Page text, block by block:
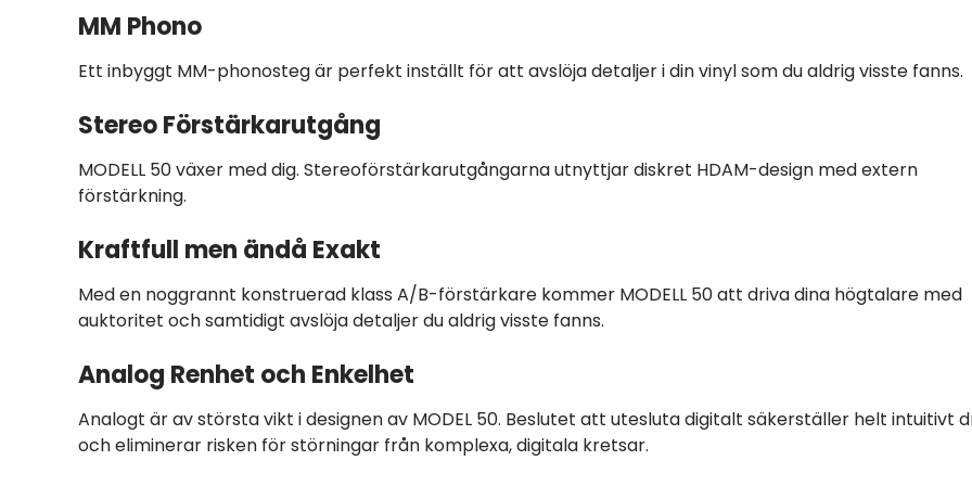
MM Phono
Ett inbyggt MM-phonosteg är perfekt inställt för att avslöja detaljer i din vinyl som du aldrig visste fanns.
Stereo Förstärkarutgång
MODELL 50 växer med dig. Stereoförstärkarutgångarna utnyttjar diskret HDAM-design med extern
förstärkning.
Kraftfull men ändå Exakt
Med en noggrannt konstruerad klass A/B-förstärkare kommer MODELL 50 att driva dina högtalare med
auktoritet och samtidigt avslöja detaljer du aldrig visste fanns.
Analog Renhet och Enkelhet
Analogt är av största vikt i designen av MODEL 50. Beslutet att utesluta digitalt säkerställer helt intuitivt
och eliminerar risken för störningar från komplexa, digitala kretsar.